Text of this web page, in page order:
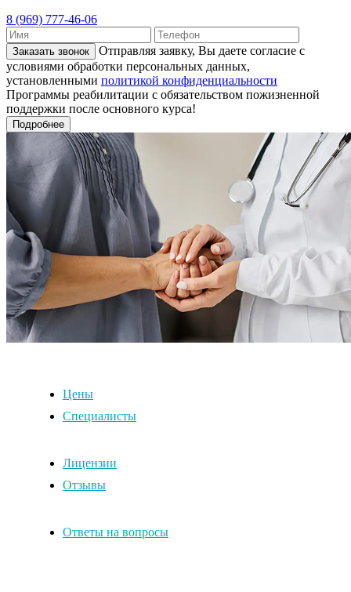
8 (969) 777-46-06
Заказать звонок
Отправляя заявку, Вы даете согласие с
условиями обработки персональных данных,
установленными политикой конфиденциальности
Программы реабилитации с обязательством пожизненной
поддержки после основного курса!
Подробнее
Цены
Специалисты
Лицензии
Отзывы
Ответы на вопросы